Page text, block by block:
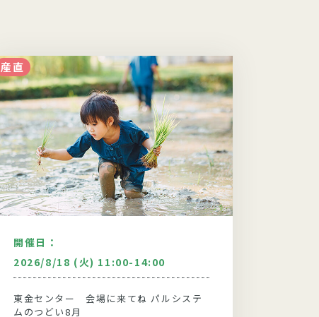
産直
開催日：
2026/8/18 (火) 11:00-14:00
東金センター 会場に来てね パルシステ
ムのつどい8月